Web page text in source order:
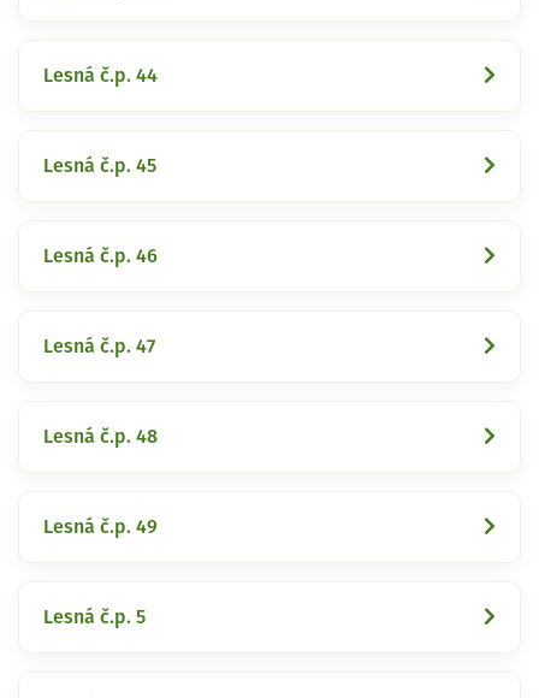
Lesná č.p. 44
Lesná č.p. 45
Lesná č.p. 46
Lesná č.p. 47
Lesná č.p. 48
Lesná č.p. 49
Lesná č.p. 5